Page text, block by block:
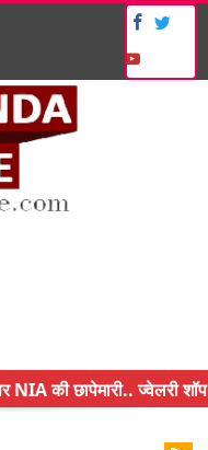
NIA की छापेमारी.. ज्वेलरी शॉप